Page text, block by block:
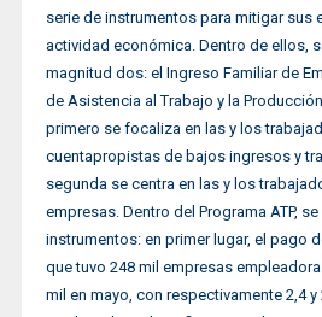
serie de instrumentos para mitigar sus
actividad económica. Dentro de ellos,
magnitud dos: el Ingreso Familiar de
de Asistencia al Trabajo y la
primero se focaliza en las y los
cuentapropistas de bajos ingresos y
segunda se centra en las y los
empresas. Dentro del Programa ATP,
instrumentos: en primer lugar, el pago
que tuvo 248 mil empresas
mil en mayo, con respectivamente 2,4